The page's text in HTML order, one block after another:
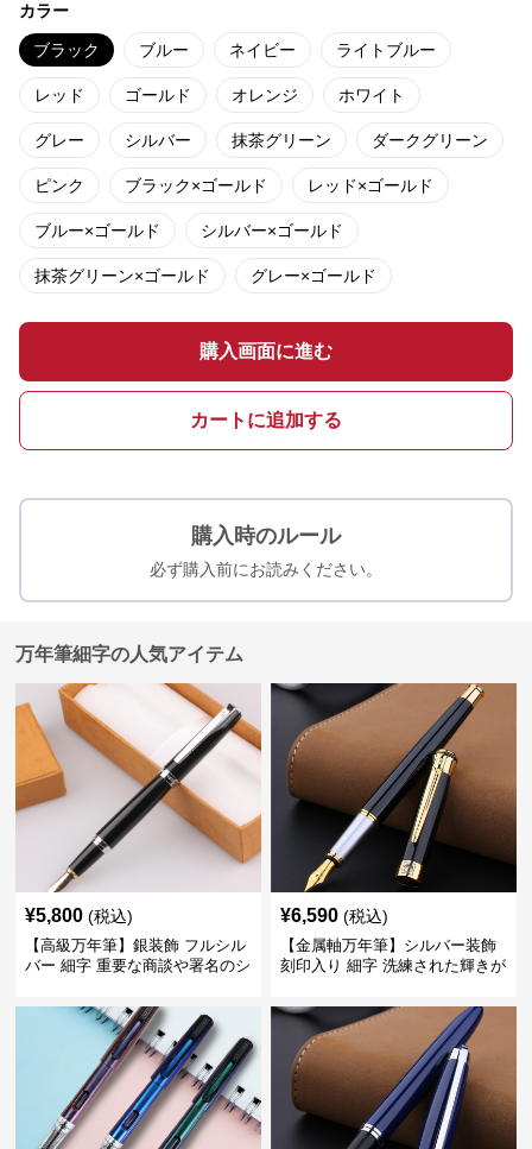
カラー
ブラック ブルー ネイビー ライトブルー
レッド ゴールド オレンジ ホワイト
グレー シルバー 抹茶グリーン ダークグリーン
ピンク ブラック×ゴールド レッド×ゴールド
ブルー×ゴールド シルバー×ゴールド
抹茶グリーン×ゴールド グレー×ゴールド
購入画面に進む
カートに追加する
購入時のルール
必ず購入前にお読みください。
万年筆細字の人気アイテム
¥5,800 (税込)
【高級万年筆】銀装飾 フルシル
バー 細字 重要な商談や署名のシ
てくれる
¥6,590 (税込)
【金属軸万年筆】シルバー装飾
刻印入り 細字 洗練された輝きが